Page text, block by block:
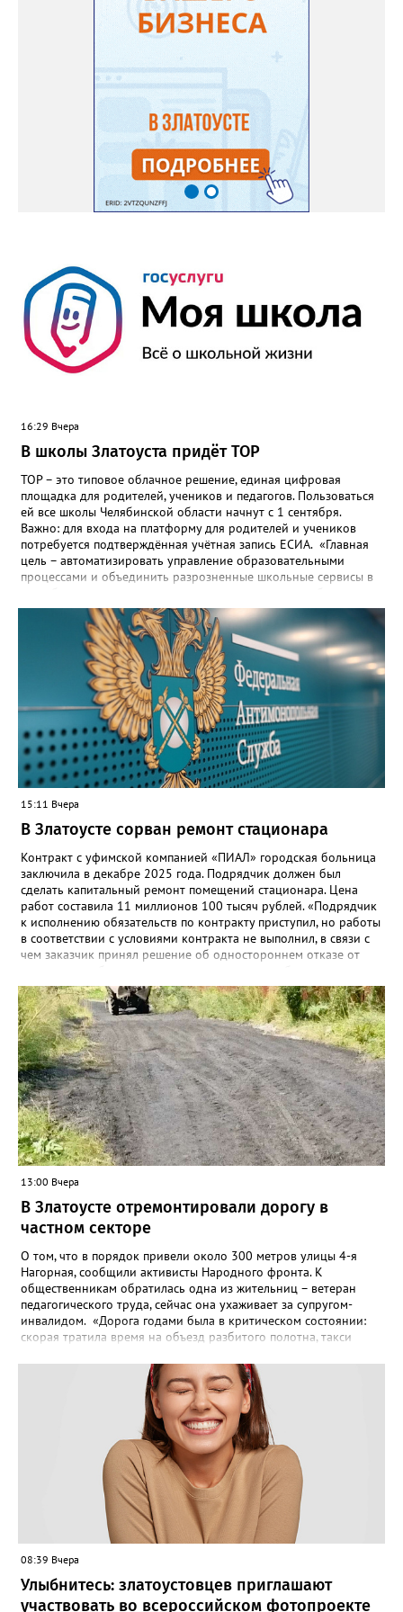
песни и поэзии имени Юрия Зыкова «На арбузных корках». В
11-00 в ДОЛ «Горный», «Металлург», «Лесная сказка» -
спортивный праздник «День физкультурника». С 11-00 до 19-
00 в библиотеке «Окна» - книжная выставка «Дачные
истории». В кинотеатрах города, по расписанию сеансов –
премьеры недели: «Старый орёл» (12+), «За любовь» (16+),
«Всё, что мы потеряли» (18+). По «Пушкинской карте»: «Мой
дикий друг. Возвращение домой» (6+), «На деревню
дедушке-2» (6+), «Старый орёл» (12+). Обсуждение новости
здесь ВКОНТАКТЕ https://vk.com/newszlatoust74
16:29 Вчера
В школы Златоуста придёт ТОР
ТОР – это типовое облачное решение, единая цифровая
площадка для родителей, учеников и педагогов. Пользоваться
ей все школы Челябинской области начнут с 1 сентября.
Важно: для входа на платформу для родителей и учеников
потребуется подтверждённая учётная запись ЕСИА. «Главная
цель – автоматизировать управление образовательными
процессами и объединить разрозненные школьные сервисы в
региональном министерстве образования. - Платформа ТОР
“Моя школа” объединит все школьные сервисы в единую
безопасную государственную экосистему. Предполагается, что
переход пройдёт максимально комфортно для пользователей».
Привычные функции - оценки, расписание, домашние задания,
связь с учителями, знакомые пользователям экосистемы
«Госуслуги Моя школа», не просто сохранятся, они будут
собраны в одном месте, подчеркнули в ведомстве. Причём в
этом случае переход на ТОР станет вообще незаметным.
15:11 Вчера
В Златоусте сорван ремонт стационара
Контракт с уфимской компанией «ПИАЛ» городская больница
заключила в декабре 2025 года. Подрядчик должен был
сделать капитальный ремонт помещений стационара. Цена
работ составила 11 миллионов 100 тысяч рублей. «Подрядчик
к исполнению обязательств по контракту приступил, но работы
в соответствии с условиями контракта не выполнил, в связи с
чем заказчик принял решение об одностороннем отказе от
Челябинском УФАС. Антимонопольная служба приняла
решение включить ООО «ПИАЛ» в реестр недобросовестных
поставщиков. В чёрном списке уфимский подрядчик будет два
года.
13:00 Вчера
В Златоусте отремонтировали дорогу в
частном секторе
О том, что в порядок привели около 300 метров улицы 4-я
Нагорная, сообщили активисты Народного фронта. К
общественникам обратилась одна из жительниц – ветеран
педагогического труда, сейчас она ухаживает за супругом-
инвалидом. «Дорога годами была в критическом состоянии:
скорая тратила время на объезд разбитого полотна, такси
однажды реанимация не смогла добраться до больного.
Жители писали в администрацию города и другие инстанции,
пытались ремонтировать дорогу своими силами – всё тщетно»,
– рассказали в ОНФ. Общественники подчеркнули: именно
они добились, чтобы участок разровняли и отсыпали. Для
этого потребовалось обратиться в мэрию Златоуста.
08:39 Вчера
Улыбнитесь: златоустовцев приглашают
участвовать во всероссийском фотопроекте